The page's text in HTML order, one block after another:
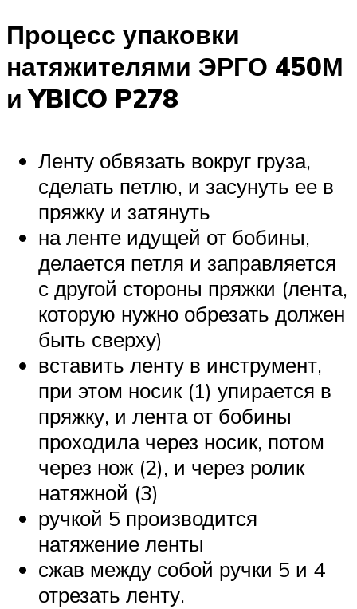
Процесс упаковки
натяжителями ЭРГО 450М
и YBICO P278
Ленту обвязать вокруг груза,
сделать петлю, и засунуть ее в
пряжку и затянуть
на ленте идущей от бобины,
делается петля и заправляется
с другой стороны пряжки (лента,
которую нужно обрезать должен
быть сверху)
вставить ленту в инструмент,
при этом носик (1) упирается в
пряжку, и лента от бобины
проходила через носик, потом
через нож (2), и через ролик
натяжной (3)
ручкой 5 производится
натяжение ленты
сжав между собой ручки 5 и 4
отрезать ленту.